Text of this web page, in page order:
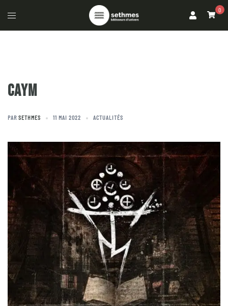
0
CAYM
PAR SETHMES 11 MAI 2022 ACTUALITÉS